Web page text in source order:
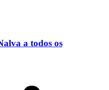
a todos os